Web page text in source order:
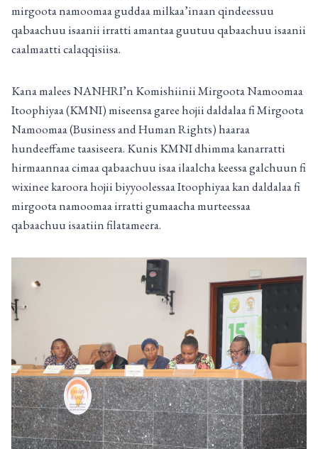
mirgoota namoomaa guddaa milkaa’inaan qindeessuu
qabaachuu isaanii irratti amantaa guutuu qabaachuu isaanii
caalmaatti calaqqisiisa.
Kana malees NANHRI’n Komishiinii Mirgoota Namoomaa
Itoophiyaa (KMNI) miseensa garee hojii daldalaa fi Mirgoota
Namoomaa (Business and Human Rights) haaraa
hundeeffame taasiseera. Kunis KMNI dhimma kanarratti
hirmaannaa cimaa qabaachuu isaa ilaalcha keessa galchuun fi
wixinee karoora hojii biyyoolessaa Itoophiyaa kan daldalaa fi
mirgoota namoomaa irratti gumaacha murteessaa
qabaachuu isaatiin filatameera.